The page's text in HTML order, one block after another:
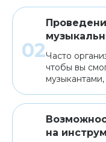
Часто
чтобы вы
на